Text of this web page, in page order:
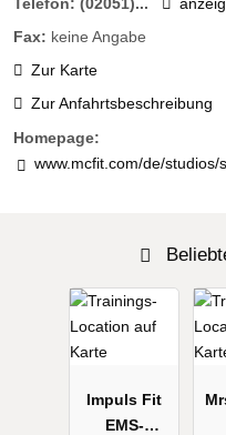
Fax: keine Angabe
Zur Karte
Zur Anfahrtsbeschreibung
Homepage:
www.mcfit.com/de/studios/
Impuls Fit
EMS-